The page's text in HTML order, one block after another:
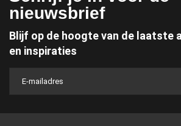
nieuwsbrief
Blijf op de hoogte van de laatste
en inspiraties